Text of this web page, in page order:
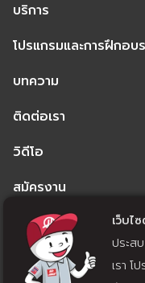
บริการ
โปรแกรมและการฝึกอบ
บทความ
ติดต่อเรา
วิดีโอ
สมัครงาน
นโยบายความเป็นส่วนตั
นโยบายคุกกี้
เว็บไ
ประส
เรา โ